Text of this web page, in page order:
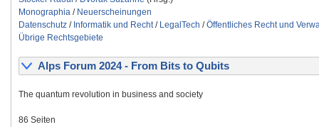
Monographia / Neuerscheinungen
Datenschutz / Informatik und Recht/ LegalTech /Öffentliches Recht und
Übrige Rechtsgebiete
Alps Forum 2024 - From Bits to Qubits
The quantum revolution in business and society
86 Seiten